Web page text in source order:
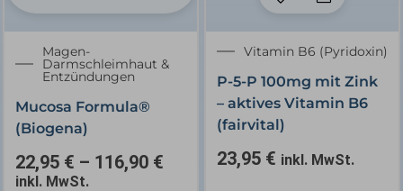
Magen-
Darmschleimhaut &
Entzündungen
Mucosa Formula®
(Biogena)
22,95 € – 116,90 €
inkl. MwSt.
Vitamin B6 (Pyridoxin)
P-5-P 100mg mit Zink
– aktives Vitamin B6
(fairvital)
23,95 € inkl. MwSt.